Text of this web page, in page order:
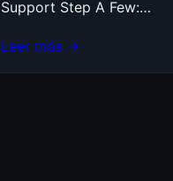
Support Step A Few:…
Leer más →